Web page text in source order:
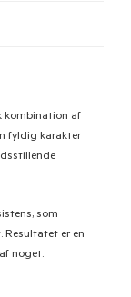
kombination af
fyldig karakter
som
Resultatet er en
noget.